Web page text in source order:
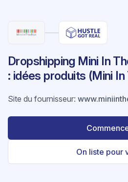
Dropshipping Mini In
: idées produits (Mini In
Site du fournisseur:
On liste pour